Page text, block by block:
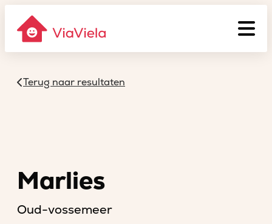
Terug naar resultaten
Marlies
Oud-vossemeer